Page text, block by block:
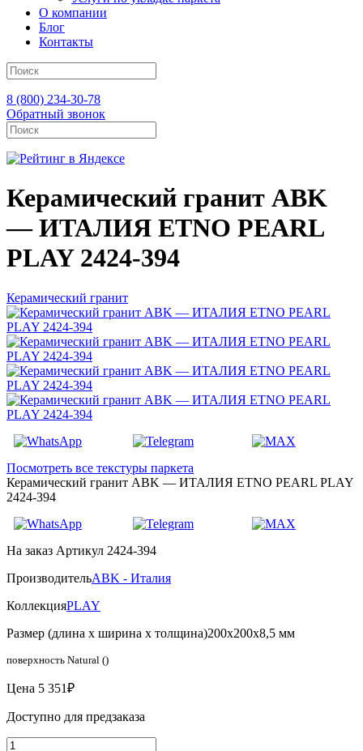
О компании
Блог
Контакты
8 (800) 234-30-78
Обратный звонок
Керамический гранит ABK
— ИТАЛИЯ ETNO PEARL
PLAY 2424-394
Керамический гранит
Посмотреть все текстуры паркета
Керамический гранит ABK — ИТАЛИЯ ETNO PEARL PLAY
2424-394
На заказ Артикул 2424-394
ПроизводительABK - Италия
КоллекцияPLAY
Размер (длина х ширина х толщина)200х200х8,5 мм
поверхность Natural ()
Цена 5 351₽
Доступно для предзаказа
Количество